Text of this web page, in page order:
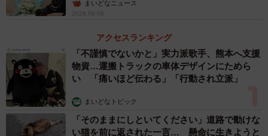
まいどなニュース
2026.08.06
アクセスランキング
「不謹慎でないかと」実力派歌手、熊本へ支援
物資…運搬トラックの車体デザインにためら
い 「痛いほど伝わる」「行動され立派」
まいどなトピック
「そのままにしといてください」道路で動けな
い猫を前に返された一言… 懸命に生きようと